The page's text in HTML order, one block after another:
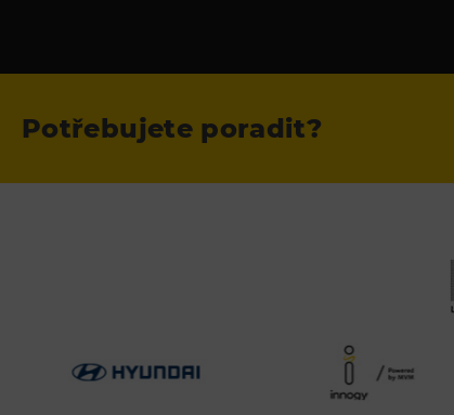
Potřebujete poradit?